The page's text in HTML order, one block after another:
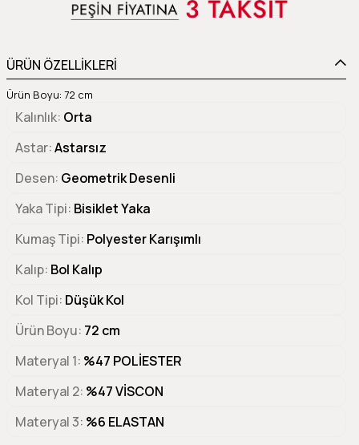
ÜRÜN ÖZELLİKLERİ
Ürün Boyu: 72 cm
Kalınlık Orta
Astar Astarsız
Desen Geometrik Desenli
Yaka Tipi Bisiklet Yaka
Kumaş Tipi Polyester Karışımlı
Kalıp Bol Kalıp
Kol Tipi Düşük Kol
Ürün Boyu 72 cm
Materyal 1 %47 POLİESTER
Materyal 2 %47 VİSCON
Materyal 3 %6 ELASTAN